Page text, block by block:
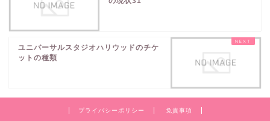
ユニバーサルスタジオハリウッドのチケ
ットの種類
プライバシーポリシー 免責事項